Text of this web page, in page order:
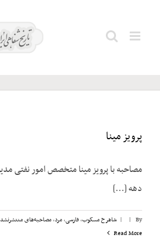
مینا،
Search
پرویز مینا
مصاحبه با پرویز مینا متخصص امور نفتی
دهه [...]
By
|
| شاهرخ مسکوب,فارسی,مرد,مصاحبه‌های
Read More